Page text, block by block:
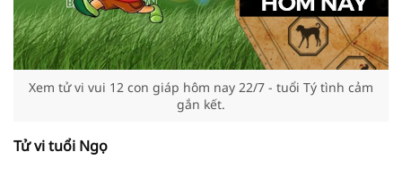
Xem tử vi vui 12 con giáp hôm nay 22/7 - tuổi Tý tình cảm
gắn kết.
Tử vi tuổi Ngọ